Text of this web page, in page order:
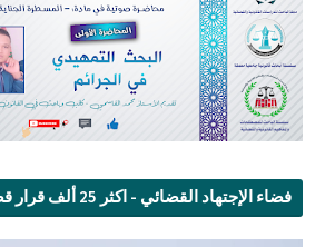
فضاء الإجتهاد القضائي - اكثر 25 ألف قرار قضائي